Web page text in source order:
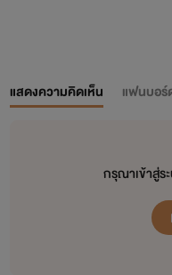
แสดงความคิดเห็น แฟนบอร์
กรุณาเข้าสู่ร